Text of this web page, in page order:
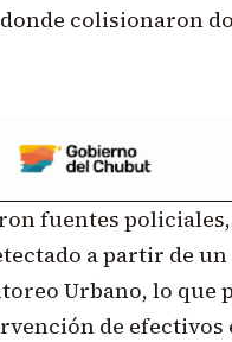
colisionaron
fuentes
a partir de un
Urbano, lo que
de efectivos